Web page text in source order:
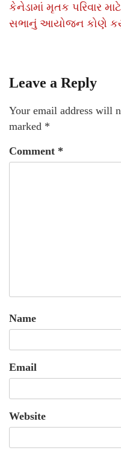
કેનેડામાં મૃતક પરિવાર માટે
સભાનું આયોજન કોણે
Leave a Reply
Your email address will
marked *
Comment *
Name
Email
Website